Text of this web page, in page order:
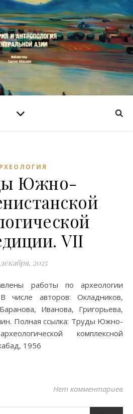
Южно-
VII
2025
числе авторов: Окладников,
Иванова, Григорьева,
Полная ссылка: Труды Южно-
комплексной
1956
Нет комментариев